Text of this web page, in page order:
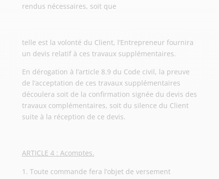
rendus nécessaires, soit que
telle est la volonté du Client, l’Entrepreneur fournira
un devis relatif à ces travaux supplémentaires.
En dérogation à l’article 8.9 du Code civil, la preuve
de l’acceptation de ces travaux supplémentaires
découlera soit de la confirmation signée du devis des
travaux complémentaires, soit du silence du Client
suite à la réception de ce devis.
ARTICLE 4 : Acomptes.
Toute commande fera l’objet de versement